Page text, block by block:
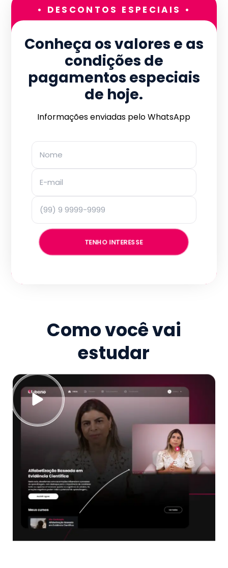
• DESCONTOS ESPECIAIS •
Conheça os valores e as
condições de
pagamentos especiais
de hoje.
Informações enviadas pelo WhatsApp
TENHO INTERESSE
Como você vai
estudar